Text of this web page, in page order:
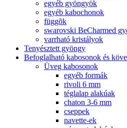
egyéb gyöngyök
egyéb kabochonok
függõk
swarovski BeCharmed
varrható kristályok
Tenyésztett gyöngy
Befoglalható kabosonok és
Üveg kabosonok
egyéb formák
rivoli 6 mm
téglalap alakúak
chaton 3-6 mm
cseppek
navette-ek